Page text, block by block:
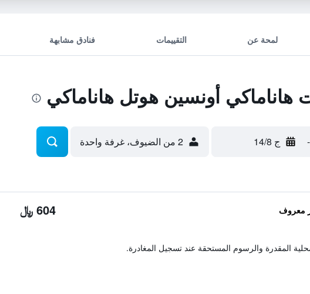
لمحة عن التقييمات فنادق مشابهة
أونسين هوتل هاناماكي
- ج 14/8 2 من الضيوف، غرفة واحدة
معروف 604 ﷼
المقدرة والرسوم المستحقة عند تسجيل المغادرة.